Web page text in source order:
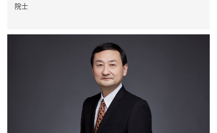
院士